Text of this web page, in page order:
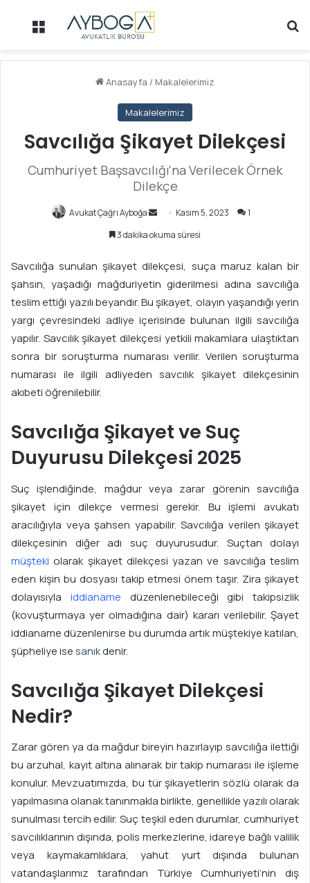
Menü
Anasayfa / Makalelerimiz
Makalelerimiz
Savcılığa Şikayet Dilekçesi
Cumhuriyet Başsavcılığı'na Verilecek Örnek
Dilekçe
Avukat Çağrı Ayboğa
B
e
o
t
a
g
d
r
e
k
Kasım 5, 2023
1
3 dakika okuma süresi
Savcılığa sunulan şikayet dilekçesi, suça maruz kalan bir
şahsın, yaşadığı mağduriyetin giderilmesi adına savcılığa
teslim ettiği yazılı beyandır. Bu şikayet, olayın yaşandığı yerin
yargı çevresindeki adliye içerisinde bulunan ilgili savcılığa
yapılır. Savcılık şikayet dilekçesi yetkili makamlara ulaştıktan
sonra bir soruşturma numarası verilir. Verilen soruşturma
numarası ile ilgili adliyeden savcılık şikayet dilekçesinin
akıbeti öğrenilebilir.
Savcılığa Şikayet ve Suç
Duyurusu Dilekçesi 2025
Suç işlendiğinde, mağdur veya zarar görenin savcılığa
şikayet için dilekçe vermesi gerekir. Bu işlemi avukatı
aracılığıyla veya şahsen yapabilir. Savcılığa verilen şikayet
dilekçesinin diğer adı suç duyurusudur. Suçtan dolayı
müşteki olarak şikayet dilekçesi yazan ve savcılığa teslim
eden kişin bu dosyası takip etmesi önem taşır. Zira şikayet
dolayısıyla iddianame düzenlenebileceği gibi takipsizlik
(kovuşturmaya yer olmadığına dair) kararı verilebilir. Şayet
iddianame düzenlenirse bu durumda artık müştekiye katılan,
şüpheliye isesanıkdenir.
Savcılığa Şikayet Dilekçesi
Nedir?
Zarar gören ya da mağdur bireyin hazırlayıp savcılığa ilettiği
bu arzuhal, kayıt altına alınarak bir takip numarası ile işleme
konulur. Mevzuatımızda, bu tür şikayetlerin sözlü olarak da
yapılmasına olanak tanınmakla birlikte, genellikle yazılı olarak
sunulması tercih edilir. Suç teşkil eden durumlar, cumhuriyet
savcılıklarının dışında, polis merkezlerine, idareye bağlı valilik
veya kaymakamlıklara, yahut yurt dışında bulunan
vatandaşlarımız tarafından Türkiye Cumhuriyeti’nin dış